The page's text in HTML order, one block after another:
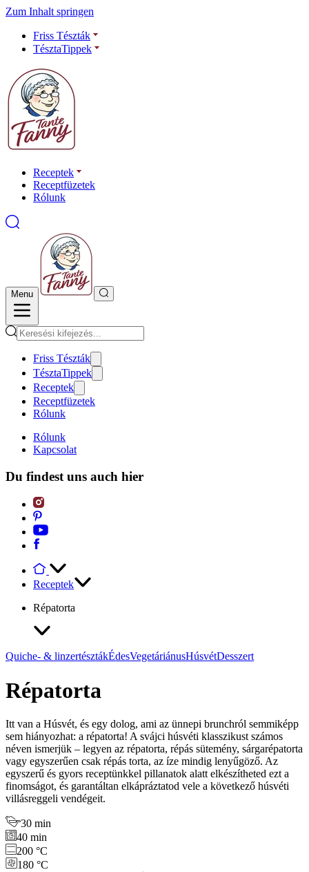
Zum Inhalt springen
Friss Tészták
TésztaTippek
Receptek
Receptfüzetek
Rólunk
Menu
Friss Tészták
TésztaTippek
Receptek
Receptfüzetek
Rólunk
Rólunk
Kapcsolat
Du findest uns auch hier
Receptek
Répatorta
Quiche- & linzertésztákÉdesVegetáriánusHúsvétDesszert
Répatorta
Itt van a Húsvét, és egy dolog, ami az ünnepi brunchról semmiképp
sem hiányozhat: a répatorta! A svájci húsvéti klasszikust számos
néven ismerjük – legyen az répatorta, répás sütemény, sárgarépatorta
vagy egyszerűen csak répás torta, az íze mindig lenyűgöző. Az
egyszerű és gyors receptünkkel pillanatok alatt elkészítheted ezt a
finomságot, és garantáltan elkápráztatod vele a következő húsvéti
villásreggeli vendégeit.
30 min
40 min
200 °C
180 °C